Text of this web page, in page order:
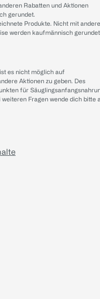
Rabatten und Aktionen
gerundet.
Produkte. Nicht mit
werden kaufmännisch
es nicht möglich auf
Aktionen zu geben. Des
für
weiteren Fragen wende dich bitte